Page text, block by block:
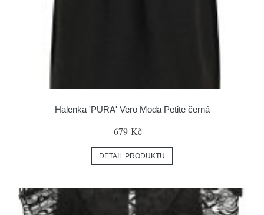
Halenka 'PURA' Vero Moda Petite černá
679 Kč
DETAIL PRODUKTU